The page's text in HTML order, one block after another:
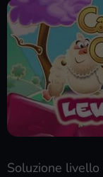
Soluzione